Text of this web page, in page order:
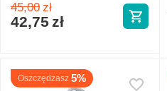
45,00 zł
42,75 zł
Oszczędzasz 5%